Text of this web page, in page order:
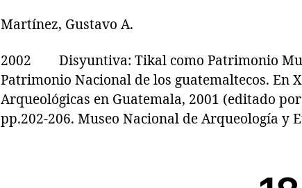
Martínez, Gustavo A.
2002 Disyuntiva: Tikal como Patrimonio
Patrimonio Nacional de los guatemaltecos. En
Arqueológicas en Guatemala, 2001 (editado
pp.202-206. Museo Nacional de Arqueología y